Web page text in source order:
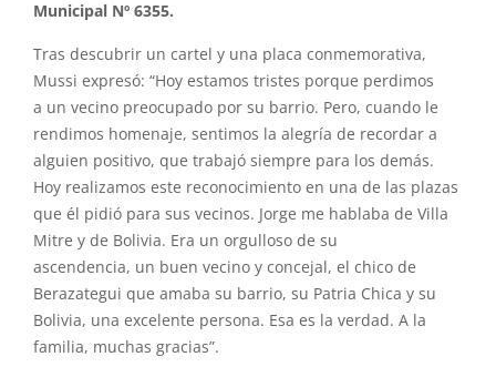
Municipal Nº 6355.
Tras descubrir un cartel y una placa conmemorativa,
Mussi expresó: “Hoy estamos tristes porque perdimos
a un vecino preocupado por su barrio. Pero, cuando le
rendimos homenaje, sentimos la alegría de recordar a
alguien positivo, que trabajó siempre para los demás.
Hoy realizamos este reconocimiento en una de las plazas
que él pidió para sus vecinos. Jorge me hablaba de Villa
Mitre y de Bolivia. Era un orgulloso de su
ascendencia, un buen vecino y concejal, el chico de
Berazategui que amaba su barrio, su Patria Chica y su
Bolivia, una excelente persona. Esa es la verdad. A la
familia, muchas gracias”.